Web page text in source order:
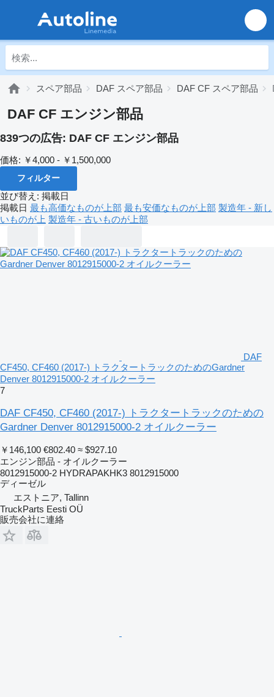
スペア部品 DAF スペア部品 DAF CF スペア部品
DAF CF エンジン部品
839つの広告: DAF CF エンジン部品
価格: ￥4,000 - ￥1,500,000
フィルター
並び替え : 掲載日
掲載日 最も高価なものが上部 最も安価なものが上部 製造年 - 新し
いものが上 製造年 - 古いものが上部
DAF
CF450, CF460 (2017-) トラクタートラックのためのGardner
Denver 8012915000-2 オイルクーラー
7
DAF CF450, CF460 (2017-) トラクタートラックのための
Gardner Denver 8012915000-2 オイルクーラー
￥146,100 €802.40 ≈ $927.10
エンジン部品 - オイルクーラー
8012915000-2 HYDRAPAKHK3 8012915000
ディーゼル
エストニア, Tallinn
TruckParts Eesti OÜ
販売会社に連絡